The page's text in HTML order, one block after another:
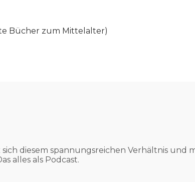
Bücher zum Mittelalter)
diesem spannungsreichen Verhältnis und
alles als Podcast.